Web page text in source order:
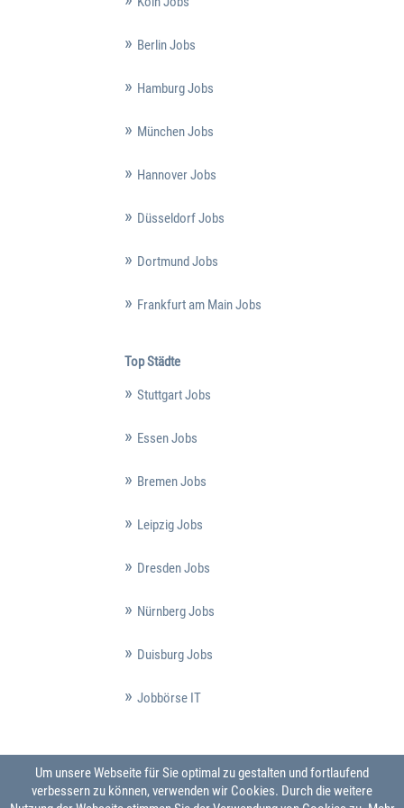
Berlin Jobs
Hamburg Jobs
München Jobs
Hannover Jobs
Düsseldorf Jobs
Dortmund Jobs
Frankfurt am Main Jobs
Top Städte
Stuttgart Jobs
Essen Jobs
Bremen Jobs
Leipzig Jobs
Dresden Jobs
Nürnberg Jobs
Duisburg Jobs
Jobbörse IT
Um unsere Webseite für Sie optimal zu gestalten und fortlaufend
verbessern zu können, verwenden wir Cookies. Durch die weitere